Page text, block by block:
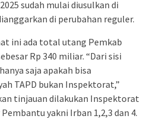
sudah mulai diusulkan di
di perubahan reguler.
ini ada total utang Pemkab
Rp 340 miliar. “Dari sisi
saja apakah bisa
TAPD bukan Inspektorat,”
tinjauan dilakukan Inspektorat
yakni Irban 1,2,3 dan 4.